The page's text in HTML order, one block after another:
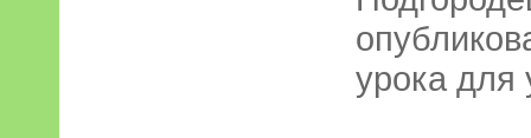
урока для